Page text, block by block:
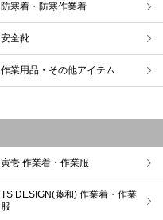
防寒着・防寒作業着
安全靴
作業用品・その他アイテム
寅壱 作業着・作業服
TS DESIGN(藤和) 作業着・作業
服